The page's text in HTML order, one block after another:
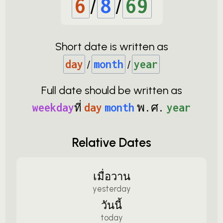
6 / 8 / 69
Short date is written as
day / month / year
Full date should be written as
weekdayที่ day month พ.ศ. year
Relative Dates
เมื่อวาน
yesterday
วันนี้
today